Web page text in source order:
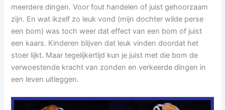
meerdere dingen. Voor fout handelen of juist gehoorzaam
zijn. En wat ikzelf zo leuk vond (mijn dochter wilde perse
een bom) was toch weer dat effect van een bom of juist
een kaars. Kinderen blijven dat leuk vinden doordat het
stoer lijkt. Maar tegelijkertijd kun je juist met die bom de
verwoestende kracht van zonden en verkeerde dingen in
een leven uitleggen.